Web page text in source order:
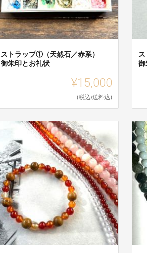
ストラップ①（天然石／赤系）
御朱印とお礼状
¥15,000
(税込/送料込)
御